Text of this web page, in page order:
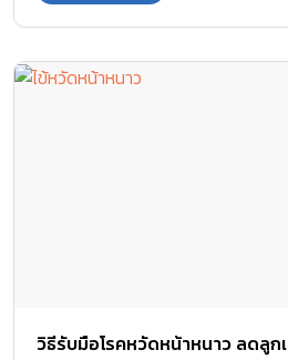
วิธีรับมือโรคหวัดหน้าหนาว ลดลูก